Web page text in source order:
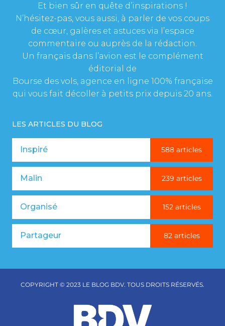
Et bien sûr en quête d’inspirations !
N’hésitez-pas, vous aussi, à parler de vos coups
de cœur, galères et astuces via l’espace
commentaire ou auprès de la rédaction.
Un français dans l’avion est le complément
éditorial de
Bourse des vols, agence en ligne 100% française
qui vous fait décoller à petits prix depuis 20 ans.
LES ARTICLES DU BLOG
Inspiré 588 articles
Malin 239 articles
Organisé 152 articles
Partageur 82 articles
COPYRIGHT © 2023 LE BLOG BDV. TOUS DROITS RÉSERVÉS.